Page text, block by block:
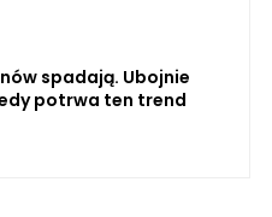
spadają. Ubojnie
potrwa ten trend